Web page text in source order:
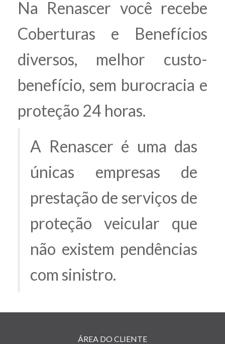
Na Renascer você recebe
Coberturas e Benefícios
diversos, melhor custo-
benefício, sem burocracia e
proteção 24 horas.
A Renascer é uma das
únicas empresas de
prestação de serviços de
proteção veicular que
não existem pendências
com sinistro.
ÁREA DO CLIENTE